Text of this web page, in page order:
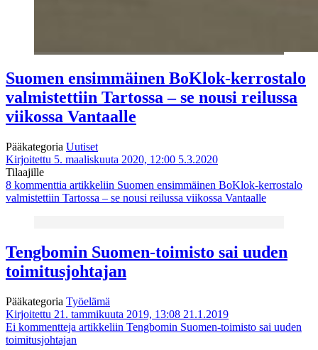
Suomen ensimmäinen BoKlok-kerrostalo
valmistettiin Tartossa – se nousi reilussa
viikossa Vantaalle
Pääkategoria Uutiset
Kirjoitettu 5. maaliskuuta 2020, 12:00 5.3.2020
Tilaajille
8 kommenttia artikkeliin Suomen ensimmäinen BoKlok-kerrostalo
valmistettiin Tartossa – se nousi reilussa viikossa Vantaalle
Tengbomin Suomen-toimisto sai uuden
toimitusjohtajan
Pääkategoria Työelämä
Kirjoitettu 21. tammikuuta 2019, 13:08 21.1.2019
Ei kommentteja artikkeliin Tengbomin Suomen-toimisto sai uuden
toimitusjohtajan